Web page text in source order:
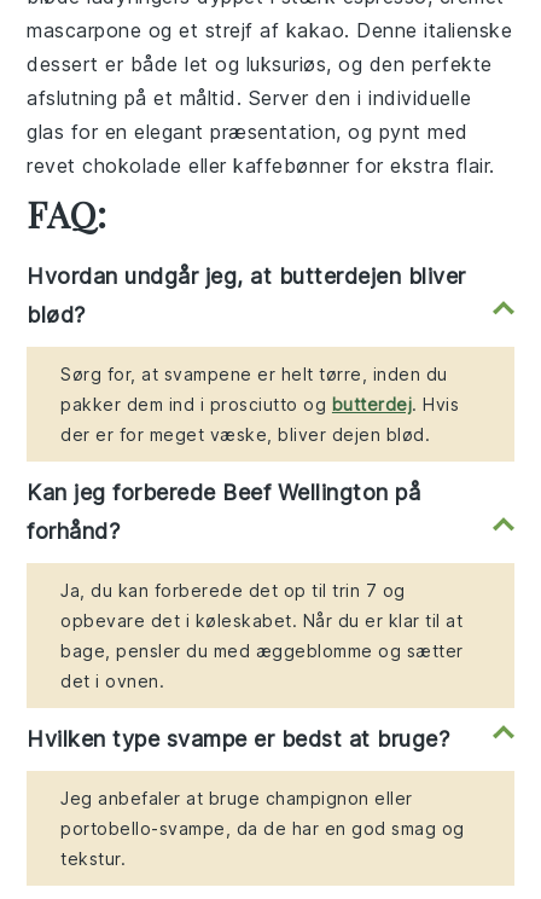
mascarpone og et strejf af kakao. Denne italienske
dessert er både let og luksuriøs, og den perfekte
afslutning på et måltid. Server den i individuelle
glas for en elegant præsentation, og pynt med
revet chokolade eller kaffebønner for ekstra flair.
FAQ:
Hvordan undgår jeg, at butterdejen bliver
blød?
Sørg for, at svampene er helt tørre, inden du
pakker dem ind i prosciutto og butterdej. Hvis
der er for meget væske, bliver dejen blød.
Kan jeg forberede Beef Wellington på
forhånd?
Ja, du kan forberede det op til trin 7 og
opbevare det i køleskabet. Når du er klar til at
bage, pensler du med æggeblomme og sætter
det i ovnen.
Hvilken type svampe er bedst at bruge?
Jeg anbefaler at bruge champignon eller
portobello-svampe, da de har en god smag og
tekstur.